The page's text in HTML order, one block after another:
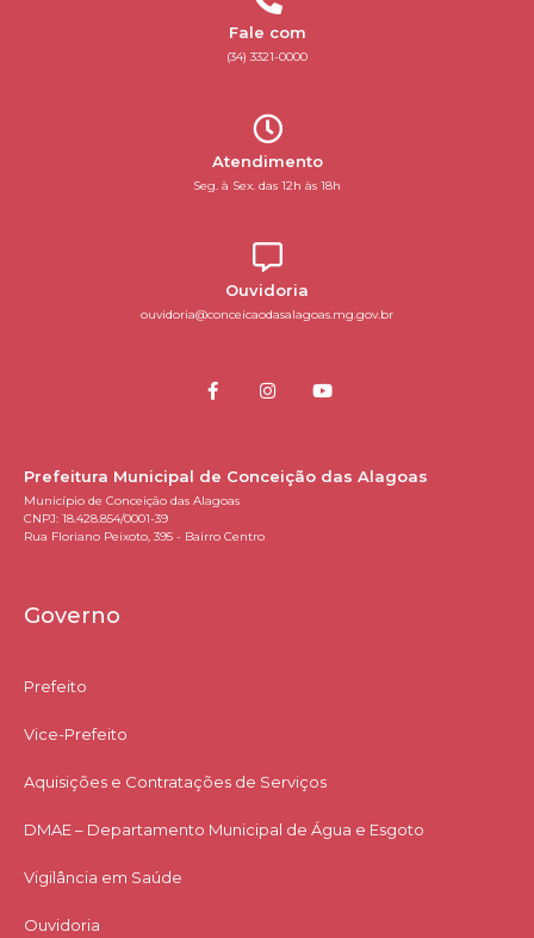
Fale com
(34) 3321-0000
Atendimento
Seg. à Sex. das 12h às 18h
Ouvidoria
ouvidoria@conceicaodasalagoas.mg.gov.br
Prefeitura Municipal de Conceição das Alagoas
Município de Conceição das Alagoas
CNPJ: 18.428.854/0001-39
Rua Floriano Peixoto, 395 - Bairro Centro
Governo
Prefeito
Vice-Prefeito
Aquisições e Contratações de Serviços​
DMAE – Departamento Municipal de Água e Esgoto
Vigilância em Saúde
Ouvidoria